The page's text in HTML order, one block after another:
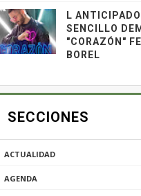
L
SENCILLO
"CORAZÓN"
BOREL
SECCIONES
ACTUALIDAD
AGENDA